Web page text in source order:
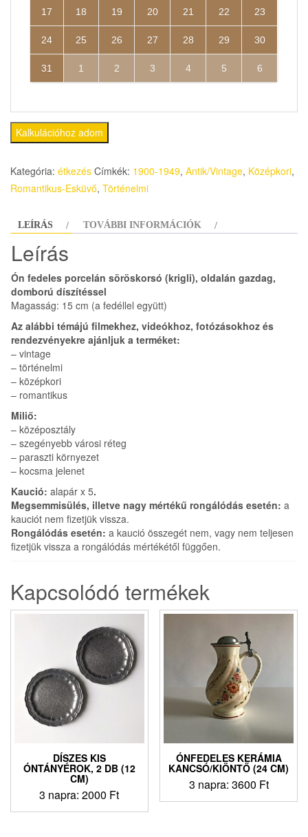
17 18 19 20 21 22 23
24 25 26 27 28 29 30
31 1 2 3 4 5 6
Kalkulációhoz adom
Kategória: étkezés Címkék: 1900-1949, Antik/Vintage, Középkori,
Romantikus-Esküvő, Történelmi
LEÍRÁS TOVÁBBI INFORMÁCIÓK
Leírás
Ón fedeles porcelán söröskorsó (krigli), oldalán gazdag,
domború díszítéssel
Magasság: 15 cm (a fedéllel együtt)
Az alábbi témájú filmekhez, videókhoz, fotózásokhoz és
rendezvényekre ajánljuk a terméket:
– vintage
– történelmi
– középkori
– romantikus
Miliő:
– középosztály
– szegényebb városi réteg
– paraszti környezet
– kocsma jelenet
Kaució: alapár x 5.
Megsemmisülés, illetve nagy mértékű rongálódás esetén: a
kauciót nem fizetjük vissza.
Rongálódás esetén: a kaució összegét nem, vagy nem teljesen
fizetjük vissza a rongálódás mértékétől függően.
Kapcsolódó termékek
DÍSZES KIS
ÓNTÁNYÉROK, 2 DB (12
CM)
3 napra:2000 Ft
ÓNFEDELES KERÁMIA
KANCSÓ/KIÖNTŐ (24 CM)
3 napra: 3600 Ft